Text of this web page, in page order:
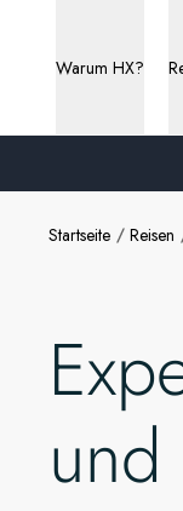
Warum HX?
Startseite Reisen